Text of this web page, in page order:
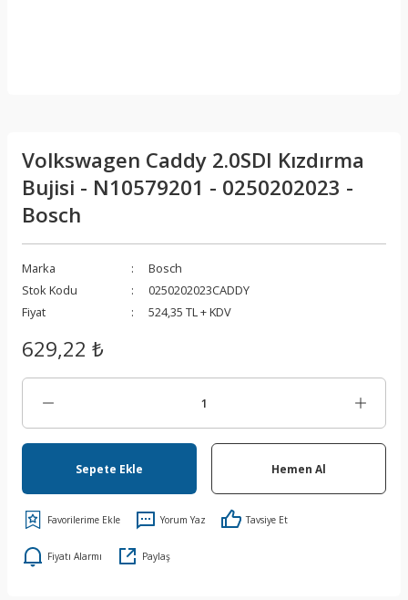
Volkswagen Caddy 2.0SDI Kızdırma
Bujisi - N10579201 - 0250202023 -
Bosch
Marka
Bosch
Stok Kodu
0250202023CADDY
Fiyat
524,35 TL + KDV
629,22 ₺
Sepete Ekle Hemen Al
Yorum Yaz Tavsiye Et
Fiyatı Alarmı Paylaş